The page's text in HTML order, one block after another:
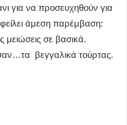
για να προσευχηθούν για
άμεση παρέμβαση:
μειώσεις σε βασικά.
βεγγαλικά τούρτας.